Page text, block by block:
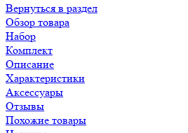
Вернуться в раздел
Обзор товара
Набор
Комплект
Описание
Характеристики
Аксессуары
Отзывы
Похожие товары